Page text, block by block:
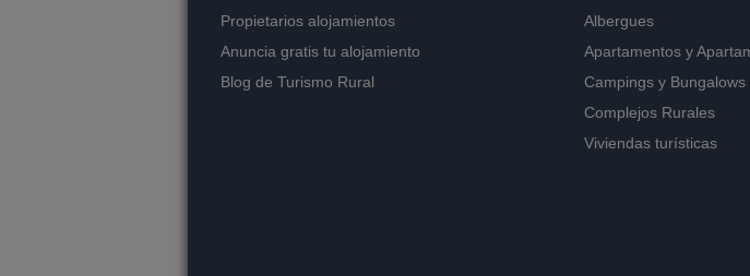
Propietarios alojamientos
Anuncia gratis tu alojamiento
Blog de Turismo Rural
Albergues
Apartamentos y
Campings y Bungalows
Complejos Rurales
Viviendas turísticas